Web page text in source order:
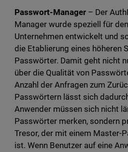
Passwort-Manager – Der
Manager wurde speziell für
Unternehmen entwickelt und
die Etablierung eines höheren
Passwörter. Damit geht nicht
über die Qualität von
Anzahl der Anfragen zum
Passwörtern lässt sich
Anwender müssen sich nicht
Passwörter merken, sondern
Tresor, der mit einem Master-
ist. Wenn Benutzer auf eine